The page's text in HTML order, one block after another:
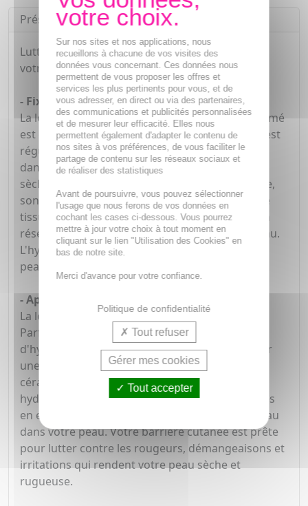
Présentation
Luttez efficacement contre le dessèchement de
votre peau.
- Fixez l'humidité dans votre épiderme
La lotion UreaRepair Emollient 5 % d'Urée Parfumé
est composée en partie d'urée. Cette molécule est
régulièrement prescrite par les dermatologues
dans le traitement des peaux déshydratées et
sèches. Naturellement présente dans l'épiderme,
son application est idéalement tolérée par votre
tissu cutané. L'urée a la particularité de créer un
réseau de molécules d'eau à l'intérieur de la peau.
L'hydratation n'est pas limitée à la surface de la
peau et l'évaporation de l'eau est réduite.
- Apaisez les sensations de tiraillements
La lotion peau sèche UreaRepair 5 % d'Urée
Parfumée combine urée, facteurs naturels
d'hydratation (NMF) et céramides pour apporter
une hydratation intense à votre peau. Les
céramides permettent de restaurer le film
hydrolipidique qui protège l'épiderme des pertes
en eau et assure une répartition optimale de l'eau
dans votre peau. Votre barrière cutanée est prête
pour lutter contre les rougeurs, démangeaisons et
irritations qui rendent votre peau sèche et
rugueuse.
Sur nos sites et nos applications, nous
recueillons à chacune de vos visites des
données vous concernant. Ces données nous
permettent de vous proposer les offres et
services les plus pertinents pour vous, et de
vous adresser, en direct ou via des partenaires,
des communications et publicités personnalisées
et de mesurer leur efficacité. Elles nous
permettent également d'adapter le contenu de
nos sites à vos préférences, de vous faciliter le
partage de contenu sur les réseaux sociaux et
de réaliser des statistiques
Avant de poursuivre, vous pouvez sélectionner
l'usage que nous ferons de vos données en
cochant les cases ci-dessous. Vous pourrez
mettre à jour votre choix à tout moment en
cliquant sur le lien "Utilisation des Cookies" en
bas de notre site.
Merci d'avance pour votre confiance.
Politique de confidentialité
Tout refuser
Gérer mes cookies
Tout accepter